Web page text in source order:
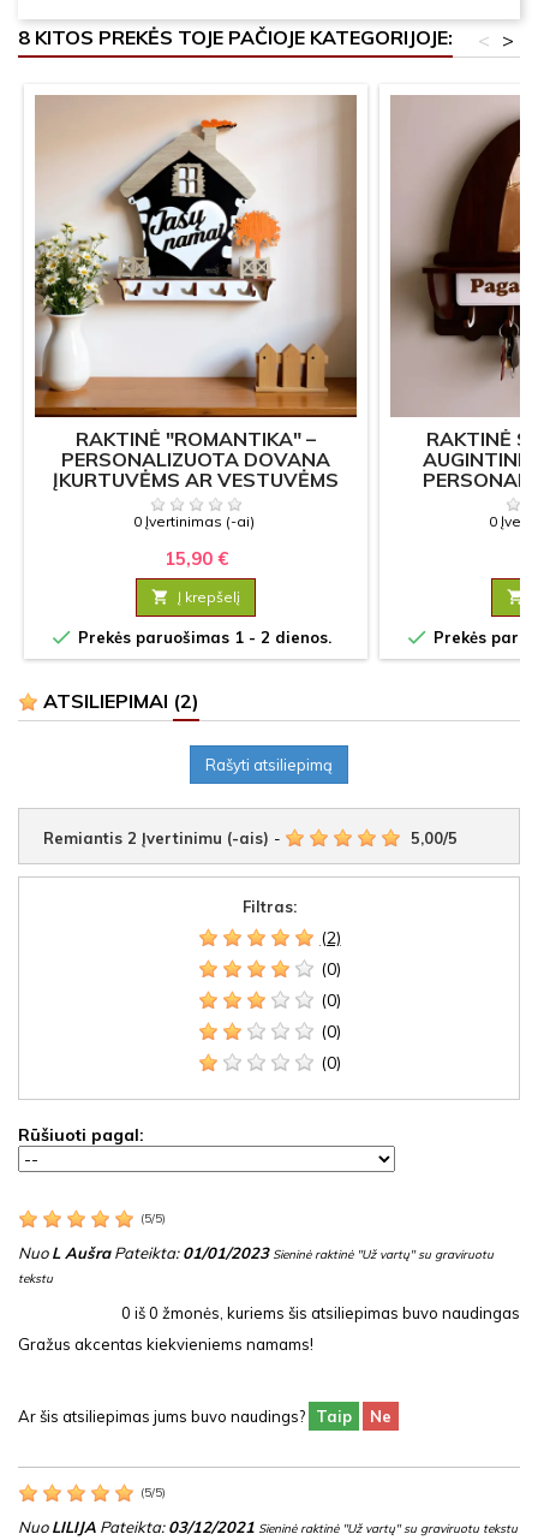
8 KITOS PREKĖS TOJE PAČIOJE KATEGORIJOJE: >
<
RAKTINĖ "ROMANTIKA" –
PERSONALIZUOTA DOVANA
ĮKURTUVĖMS AR VESTUVĖMS
0 Įvertinimas (-ai)
15,90 €
 Į krepšelį
 Prekės paruošimas 1 - 2 dienos.
RAKTINĖ
RAKTŲ
0

 Prekės
ATSILIEPIMAI (2)
Rašyti atsiliepimą
Remiantis 2 Įvertinimu (-ais) - 5,00/5
Filtras:
(2)
(0)
(0)
(0)
(0)
Rūšiuoti pagal:
(5/5)
NuoL AušraPateikta:01/01/2023 Sieninė raktinė "Už vartų" su graviruotu
tekstu
0 iš0 žmonės, kuriems šis atsiliepimas buvo naudingas
Gražus akcentas kiekvieniems namams!
Ar šis atsiliepimas jums buvo naudings? Taip Ne
(5/5)
NuoLILIJA Pateikta:03/12/2021 Sieninė raktinė "Už vartų" su graviruotu tekstu